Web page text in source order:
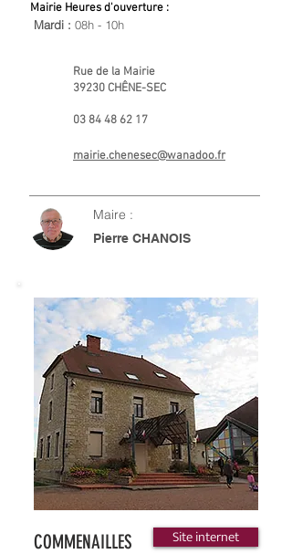
Mardi : 08h - 10h
Mairie Heures d'ouverture :
Rue de la Mairie
39230 CHÊNE-SEC
03 84 48 62 17
mairie.chenesec@wanadoo.fr
Maire :
Pierre CHANOIS
Site internet
COMMENAILLES